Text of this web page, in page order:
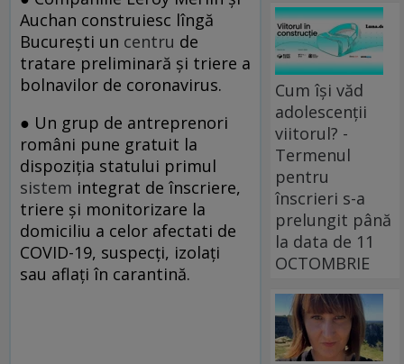
Auchan construiesc lîngă
București un centru de
tratare preliminară și triere a
bolnavilor de coronavirus.
● Un grup de antreprenori
români pune gratuit la
dispoziția statului primul
sistem integrat de înscriere,
triere și monitorizare la
domiciliu a celor afectati de
COVID-19, suspecți, izolați
sau aflați în carantină.
Cum își văd
adolescenții
viitorul? -
Termenul
pentru
înscrieri s-a
prelungit până
la data de 11
OCTOMBRIE